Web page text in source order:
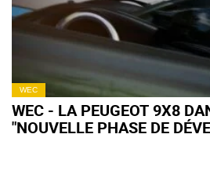
WEC
WEC - LA PEUGEOT 9X8
"NOUVELLE PHASE DE